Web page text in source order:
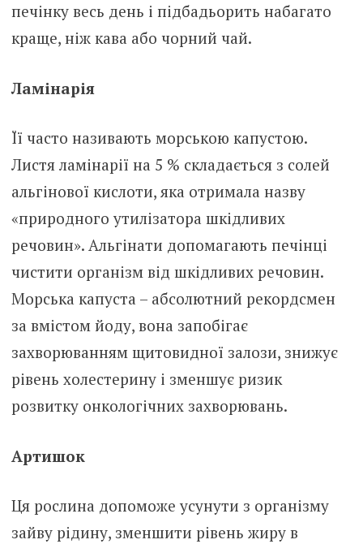
печінку весь день і підбадьорить набагато
краще, ніж кава або чорний чай.
Ламінарія
Її часто називають морською капустою.
Листя ламінарії на 5 % складається з солей
альгінової кислоти, яка отримала назву
«природного утилізатора шкідливих
речовин». Альгінати допомагають печінці
чистити організм від шкідливих речовин.
Морська капуста – абсолютний рекордсмен
за вмістом йоду, вона запобігає
захворюванням щитовидної залози, знижує
рівень холестерину і зменшує ризик
розвитку онкологічних захворювань.
Артишок
Ця рослина допоможе усунути з організму
зайву рідину, зменшити рівень жиру в